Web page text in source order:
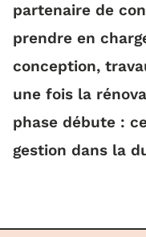
partenaire de
prendre en
conception,
une fois la
phase débute :
gestion dans la